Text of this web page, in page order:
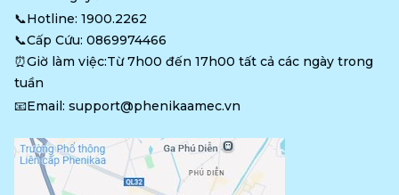
📞Hotline: 1900.2262
📞Cấp Cứu: 0869974466
⏰Giờ làm việc:Từ 7h00 đến 17h00 tất cả các ngày trong
tuần
📧Email: support@phenikaamec.vn